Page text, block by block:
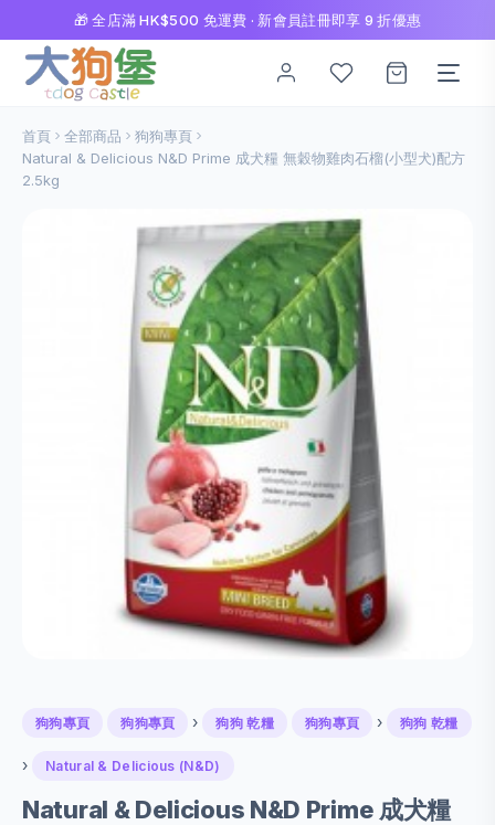
🎁 全店滿 HK$500 免運費 · 新會員註冊即享 9 折優惠
首頁 全部商品
狗狗專頁
Natural & Delicious N&D Prime 成犬糧 無穀物雞肉石榴(小型犬)配方
2.5kg
狗狗專頁 狗狗專頁 › 狗狗 乾糧 狗狗專頁 › 狗狗 乾糧
› Natural & Delicious (N&D)
Natural & Delicious N&D Prime 成犬糧